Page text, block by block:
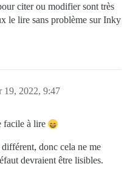
citer ou modifier sont très
le lire sans problème sur Inky
19, 2022, 9:47
facile à lire
donc cela ne me
devraient être lisibles.